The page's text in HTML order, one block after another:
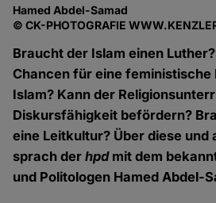
Hamed Abdel-Samad
© CK-PHOTOGRAFIE
Braucht der Islam einen
Chancen für eine feministische
Islam? Kann der
Diskursfähigkeit befördern?
eine Leitkultur? Über diese und
sprach derhpdmit dem
und Politologen Hamed Abdel-